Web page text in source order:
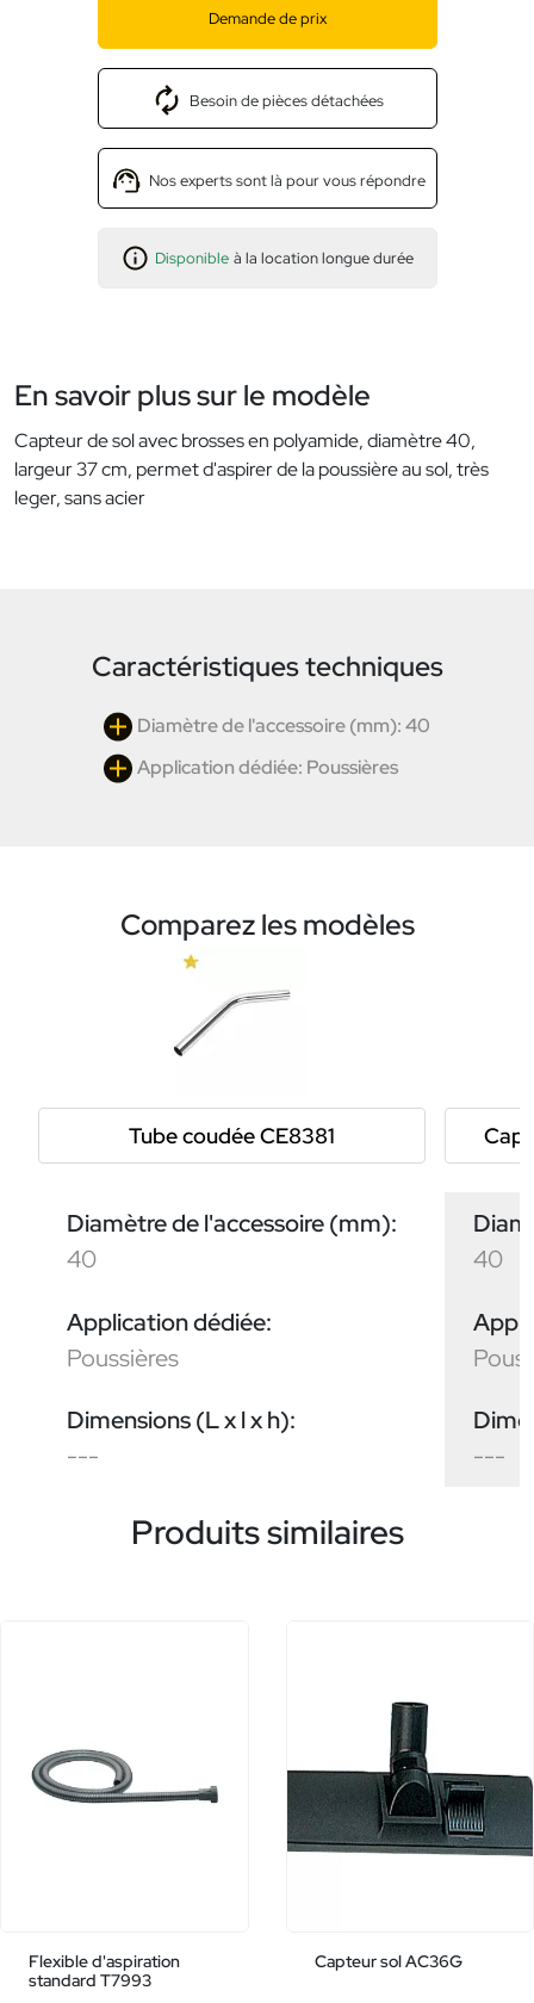
Demande de prix
Besoin de pièces détachées
Nos experts sont là pour vous répondre
Disponible à la location longue durée
En savoir plus sur le modèle
Capteur de sol avec brosses en polyamide, diamètre 40,
largeur 37 cm, permet d'aspirer de la poussière au sol, très
leger, sans acier
Caractéristiques techniques
Diamètre de l'accessoire (mm): 40
Application dédiée: Poussières
Comparez les modèles
Tube coudée CE8381
Diamètre de l'accessoire (mm):
40
Application dédiée:
Poussières
Dimensions (L x l x h):
---
40
---
Produits similaires
Flexible d'aspiration
standard T7993
Capteur sol AC36G